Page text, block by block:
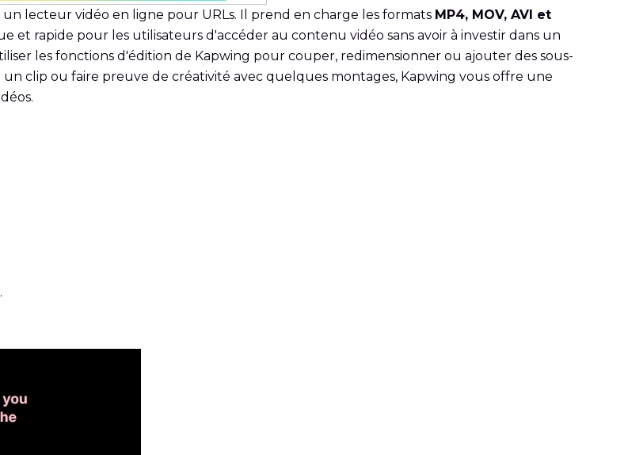
lecteur vidéo en ligne pour URLs. Il prend en charge les formats MP4, MOV, AVI et
et rapide pour les utilisateurs d'accéder au contenu vidéo sans avoir à investir dans un
les fonctions d'édition de Kapwing pour couper, redimensionner ou ajouter des sous-
clip ou faire preuve de créativité avec quelques montages, Kapwing vous offre une